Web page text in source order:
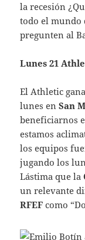
la recesión
todo el mundo
pregunten al
Lunes 21
El Athletic
lunes enSan
beneficiarnos
estamos
los equipos
jugando los
Lástima que la
un relevante
RFEF como